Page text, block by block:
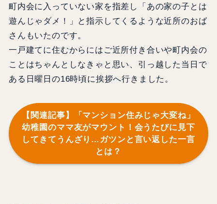
町内会に入っていない家を指差し「あの家の子とは
遊んじゃダメ！」と指示してくるような近所のおば
さんもいたのです。
一戸建てに住むからにはご近所付き合いや町内会の
ことはちゃんとしなきゃと思い、引っ越した当日で
ある日曜日の16時頃に挨拶へ行きました。
【関連記事】「マンション住みじゃ大変ね」
幼稚園のママ友がマウント！会うたびに見下
してきてうんざり…ガツンと言い返した一言
とは？